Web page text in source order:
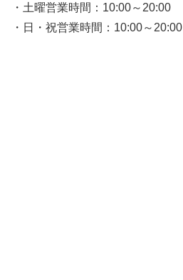
・土曜営業時間：10:00～20:00
・日・祝営業時間：10:00～20:00